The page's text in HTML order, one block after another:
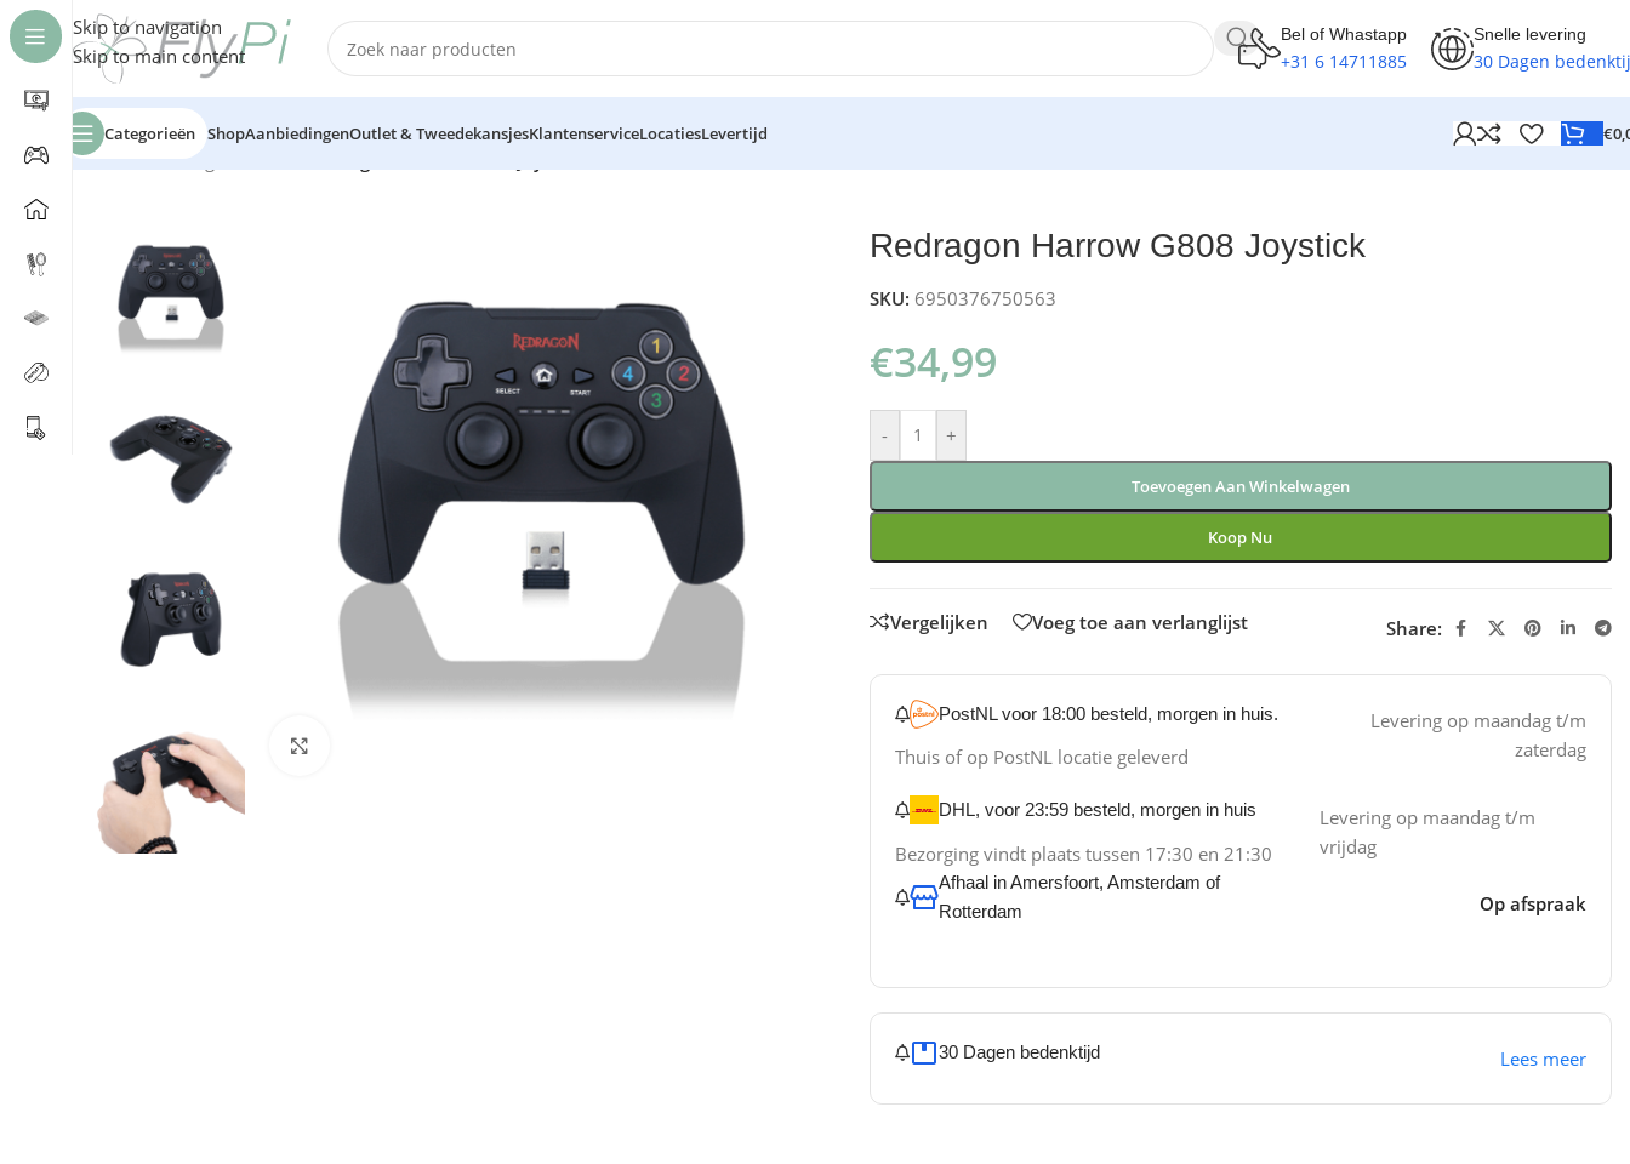
Skip to navigation
Skip to main content
Bel of Whastapp
+31 6 14711885
Snelle levering
30 Dagen
Categorieën ShopAanbiedingenOutlet & TweedekansjesKlantenserviceLocatiesLevertijd €
Home/Gaming controller
Redragon Harrow G808 Joystick
SKU: 6950376750563
€34,99
- +
Toevoegen Aan Winkelwagen
Koop Nu
Vergelijken Voeg toe aan verlanglijst Share:
PostNL voor 18:00 besteld, morgen in huis.
Thuis of op PostNL locatie geleverd
Levering op maandag t/m
zaterdag
DHL, voor 23:59 besteld, morgen in huis
Bezorging vindt plaats tussen 17:30 en 21:30
Levering op maandag t/m
vrijdag
Afhaal in Amersfoort, Amsterdam of
Rotterdam
Op afspraak
30 Dagen bedenktijd Lees meer